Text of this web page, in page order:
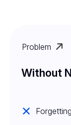
Problem
Without